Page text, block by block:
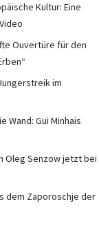
Kultur: Eine
Ouvertüre für den
im
Wand: Gui Minhais
Oleg Senzow jetzt bei
dem Zaporoschje der